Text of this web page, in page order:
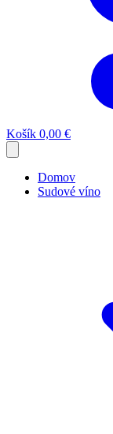
Košík 0,00 €
Domov
Sudové víno